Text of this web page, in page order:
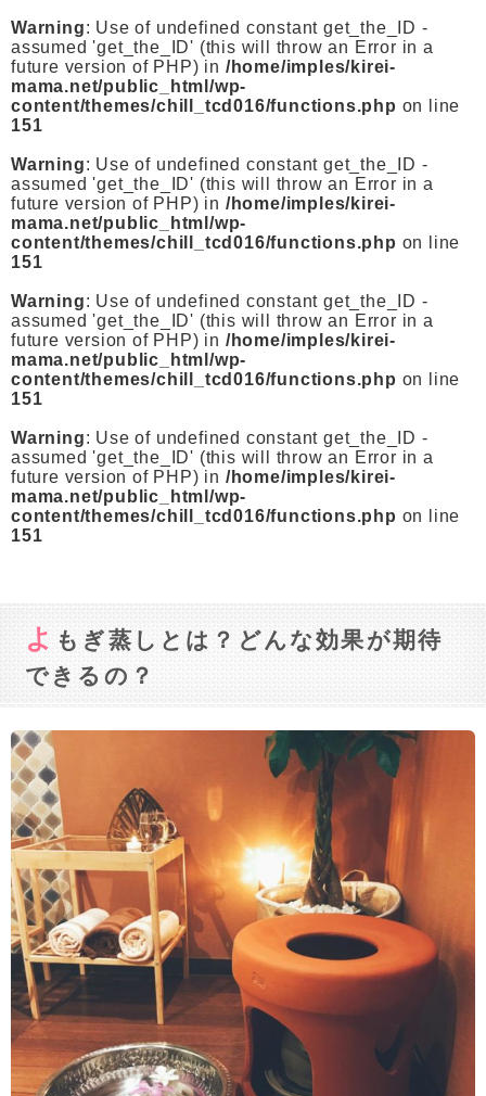
Warning: Use of undefined constant get_the_ID -
assumed 'get_the_ID' (this will throw an Error in a
future version of PHP) in /home/imples/kirei-
mama.net/public_html/wp-
content/themes/chill_tcd016/functions.php on line
151
Warning: Use of undefined constant get_the_ID -
assumed 'get_the_ID' (this will throw an Error in a
future version of PHP) in /home/imples/kirei-
mama.net/public_html/wp-
content/themes/chill_tcd016/functions.php on line
151
Warning: Use of undefined constant get_the_ID -
assumed 'get_the_ID' (this will throw an Error in a
future version of PHP) in /home/imples/kirei-
mama.net/public_html/wp-
content/themes/chill_tcd016/functions.php on line
151
Warning: Use of undefined constant get_the_ID -
assumed 'get_the_ID' (this will throw an Error in a
future version of PHP) in /home/imples/kirei-
mama.net/public_html/wp-
content/themes/chill_tcd016/functions.php on line
151
よ もぎ蒸しとは？どんな効果が期待
できるの？